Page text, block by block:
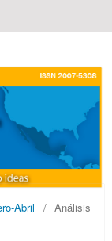
Abril / Análisis